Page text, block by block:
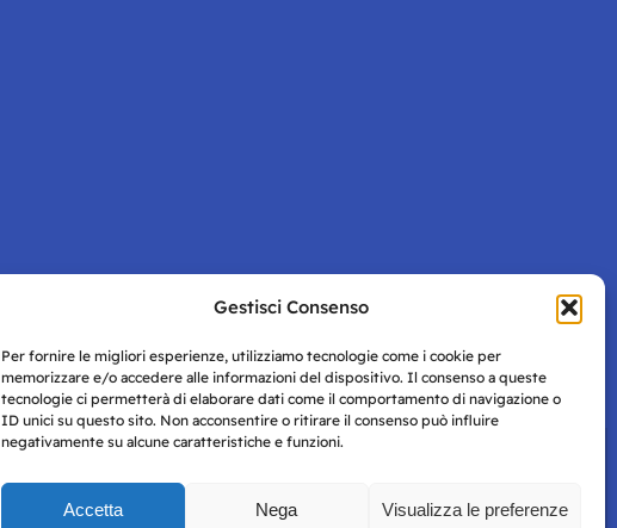
Gestisci Consenso
Per fornire le migliori esperienze, utilizziamo tecnologie come i cookie per
memorizzare e/o accedere alle informazioni del dispositivo. Il consenso a queste
tecnologie ci permetterà di elaborare dati come il comportamento di navigazione o
ID unici su questo sito. Non acconsentire o ritirare il consenso può influire
negativamente su alcune caratteristiche e funzioni.
Accetta Nega Visualizza le preferenze